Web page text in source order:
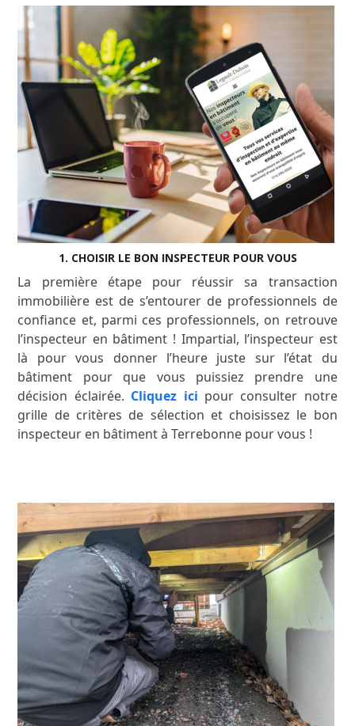
1. CHOISIR LE BON INSPECTEUR POUR VOUS
La première étape pour réussir sa transaction
immobilière est de s’entourer de professionnels de
confiance et, parmi ces professionnels, on retrouve
l’inspecteur en bâtiment ! Impartial, l’inspecteur est
là pour vous donner l’heure juste sur l’état du
bâtiment pour que vous puissiez prendre une
décision éclairée. Cliquez ici pour consulter notre
grille de critères de sélection et choisissez le bon
inspecteur en bâtiment à Terrebonne pour vous !